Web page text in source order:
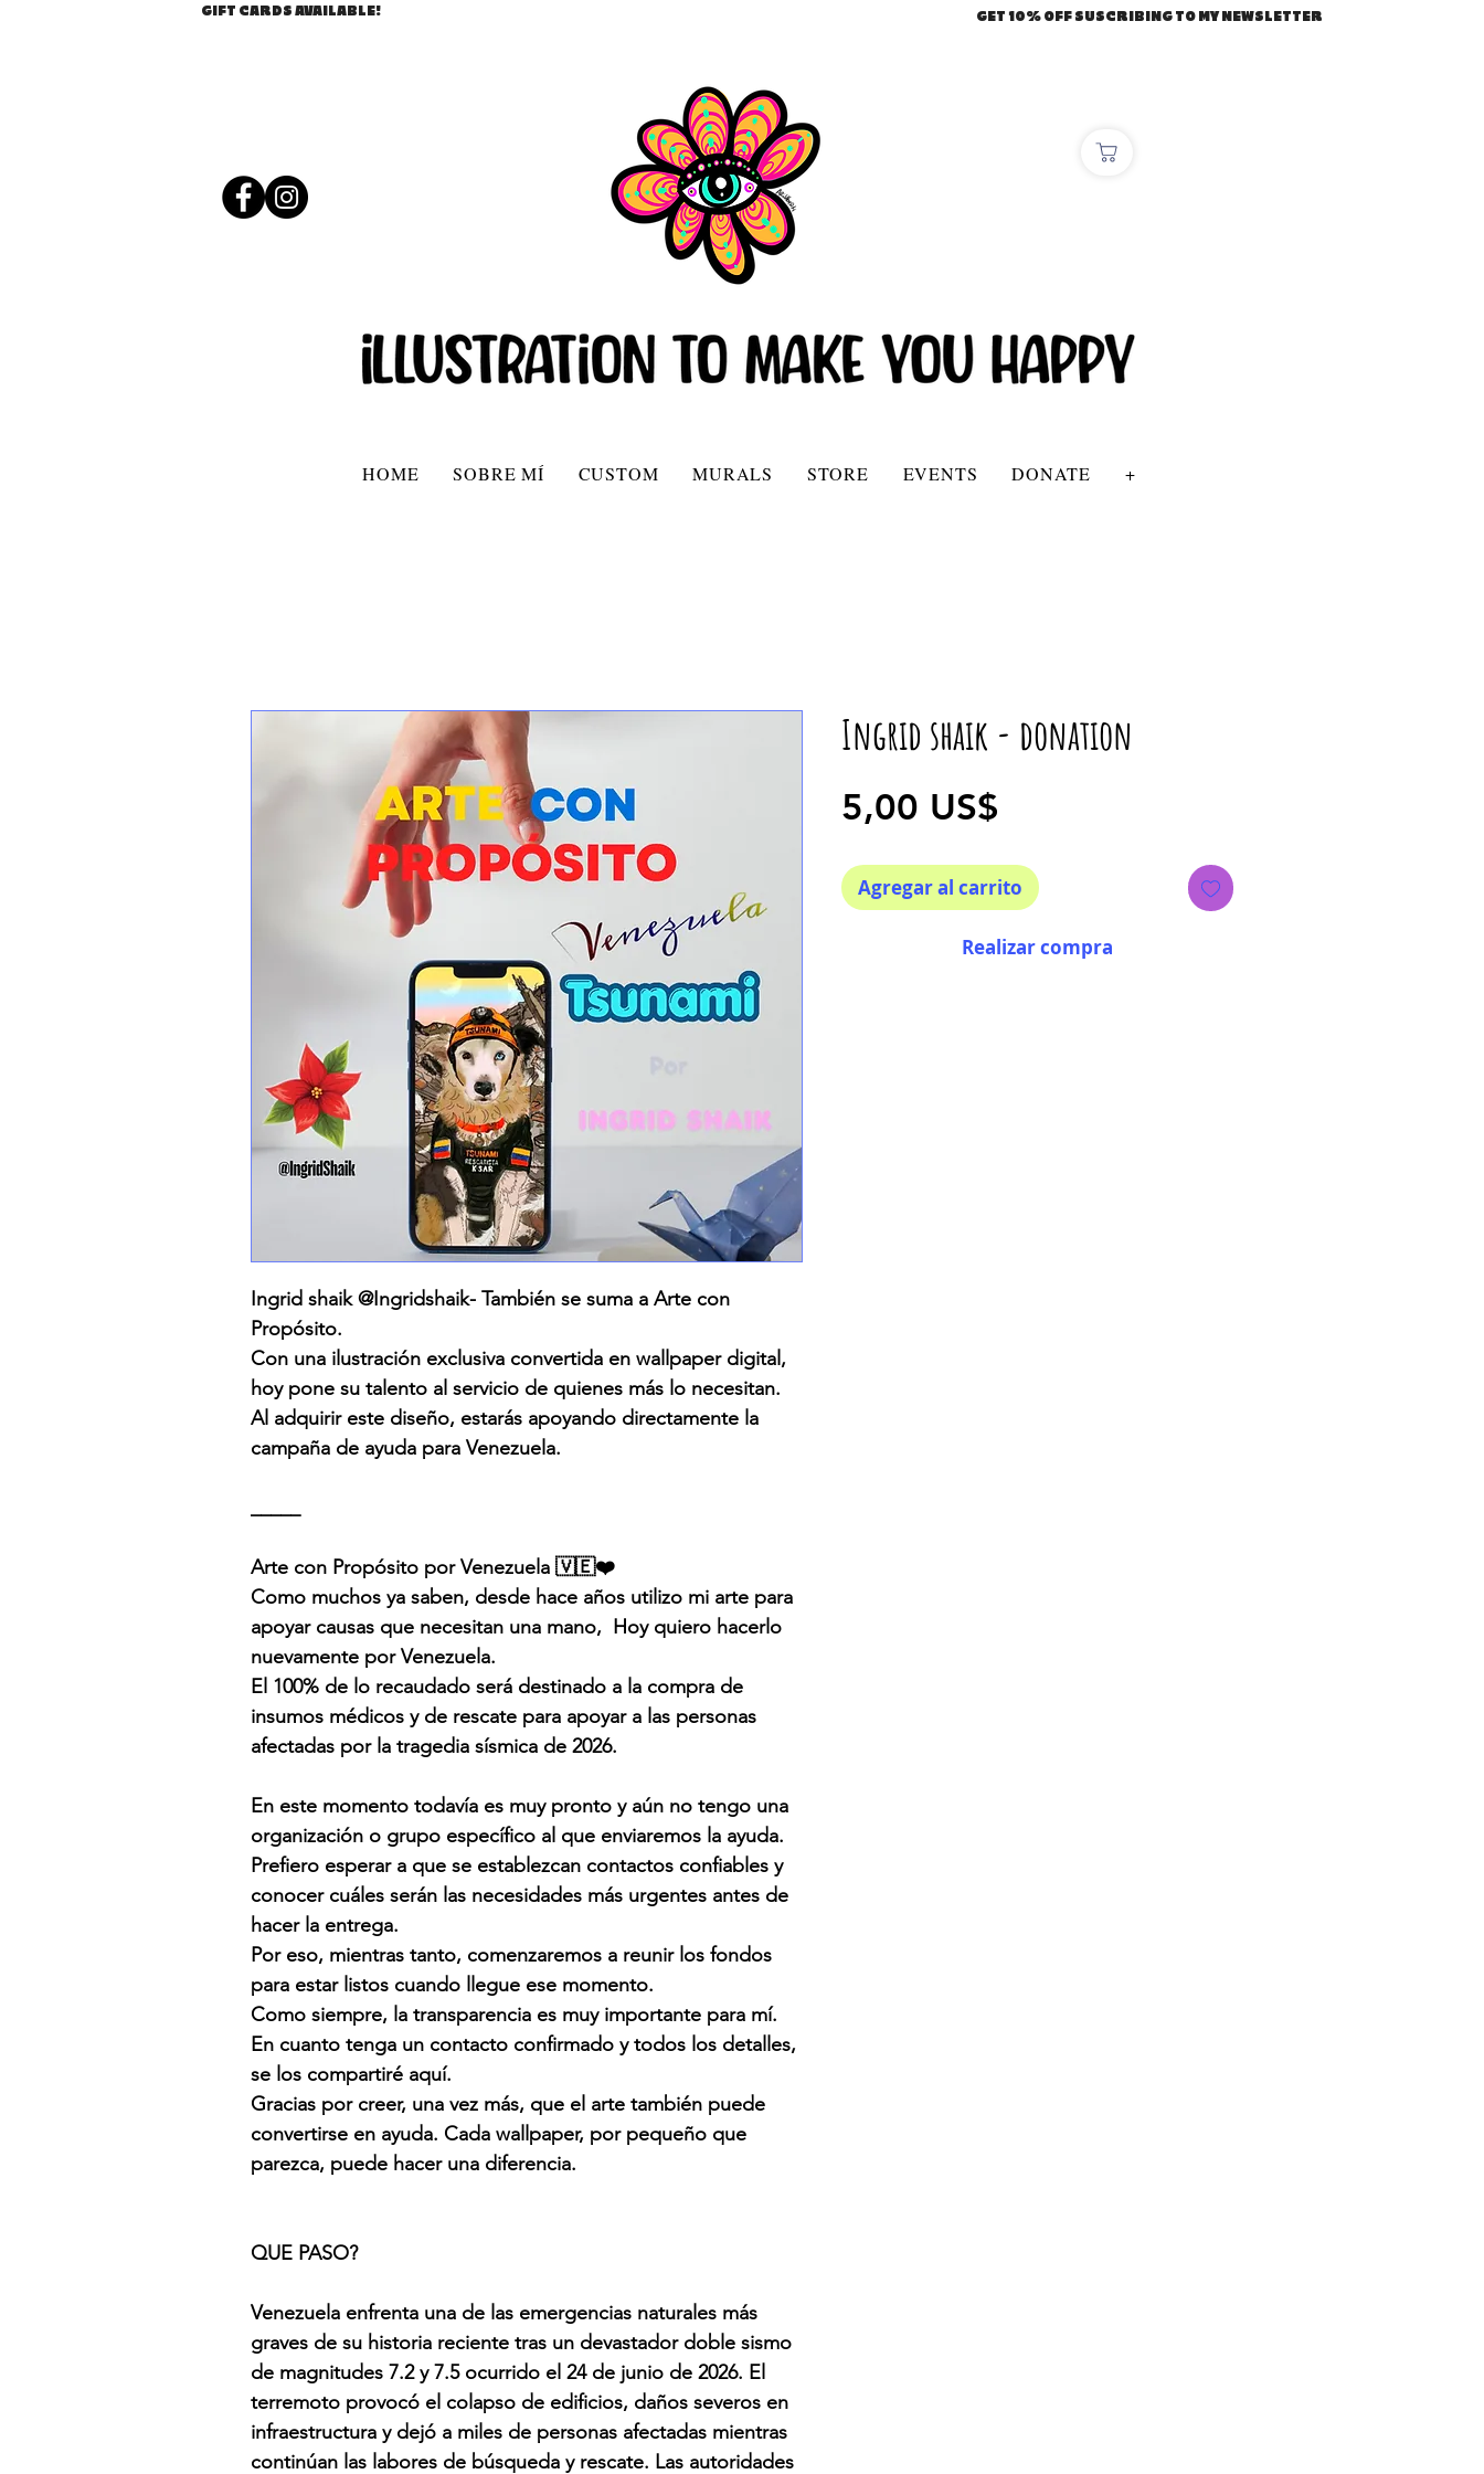
GIFT CARDS AVAILABLE! GET 10% OFF SUSCRIBING TO MY NEWSLETTER
HOME SOBRE MÍ CUSTOM MURALS STORE EVENTS DONATE +
Ingrid shaik @Ingridshaik- También se suma a Arte con
Propósito.
Con una ilustración exclusiva convertida en wallpaper digital,
hoy pone su talento al servicio de quienes más lo necesitan.
Al adquirir este diseño, estarás apoyando directamente la
campaña de ayuda para Venezuela.
Arte con Propósito por Venezuela 🇻🇪❤️
Como muchos ya saben, desde hace años utilizo mi arte para
apoyar causas que necesitan una mano, Hoy quiero hacerlo
nuevamente por Venezuela.
El 100% de lo recaudado será destinado a la compra de
insumos médicos y de rescate para apoyar a las personas
afectadas por la tragedia sísmica de 2026.
En este momento todavía es muy pronto y aún no tengo una
organización o grupo específico al que enviaremos la ayuda.
Prefiero esperar a que se establezcan contactos confiables y
conocer cuáles serán las necesidades más urgentes antes de
hacer la entrega.
Por eso, mientras tanto, comenzaremos a reunir los fondos
para estar listos cuando llegue ese momento.
Como siempre, la transparencia es muy importante para mí.
En cuanto tenga un contacto confirmado y todos los detalles,
se los compartiré aquí.
Gracias por creer, una vez más, que el arte también puede
convertirse en ayuda. Cada wallpaper, por pequeño que
parezca, puede hacer una diferencia.
QUE PASO?
Venezuela enfrenta una de las emergencias naturales más
graves de su historia reciente tras un devastador doble sismo
de magnitudes 7.2 y 7.5 ocurrido el 24 de junio de 2026. El
terremoto provocó el colapso de edificios, daños severos en
infraestructura y dejó a miles de personas afectadas mientras
continúan las labores de búsqueda y rescate. Las autoridades
Ingrid shaik - donation
5,00 US$
Agregar al carrito
Realizar compra